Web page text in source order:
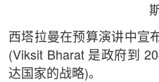
西塔拉曼在预算演讲中宣
(Viksit Bharat 是政府到
达国家的战略)。